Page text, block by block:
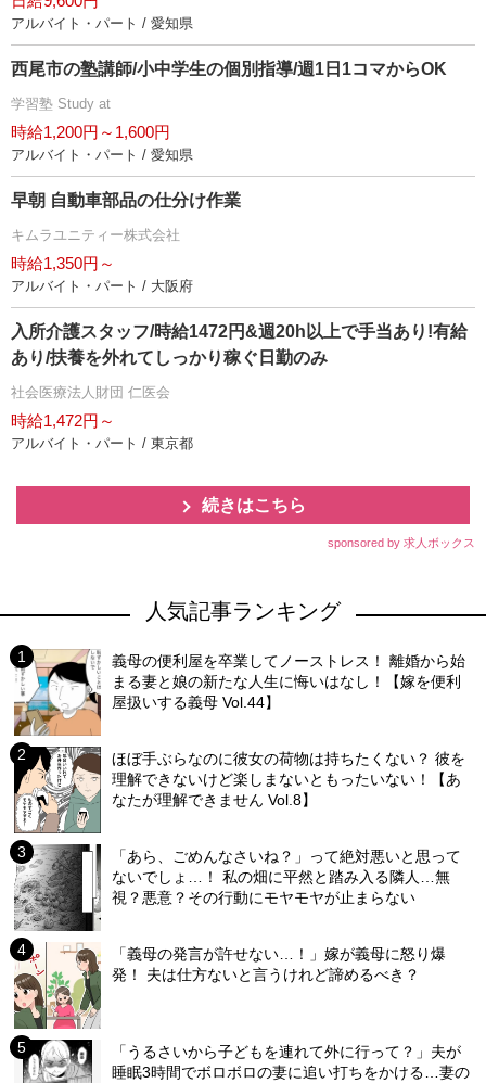
アルバイト・パート / 愛知県
西尾市の塾講師/小中学生の個別指導/週1日1コマからOK
学習塾 Study at
時給1,200円～1,600円
アルバイト・パート / 愛知県
早朝 自動車部品の仕分け作業
キムラユニティー株式会社
時給1,350円～
アルバイト・パート / 大阪府
入所介護スタッフ/時給1472円&週20h以上で手当あり!有給
あり/扶養を外れてしっかり稼ぐ日勤のみ
社会医療法人財団 仁医会
時給1,472円～
アルバイト・パート / 東京都
続きはこちら
sponsored by 求人ボックス
人気記事ランキング
義母の便利屋を卒業してノーストレス！ 離婚から始
まる妻と娘の新たな人生に悔いはなし！【嫁を便利
屋扱いする義母 Vol.44】
ほぼ手ぶらなのに彼女の荷物は持ちたくない？ 彼を
理解できないけど楽しまないともったいない！【あ
なたが理解できません Vol.8】
「あら、ごめんなさいね？」って絶対悪いと思って
ないでしょ…！ 私の畑に平然と踏み入る隣人…無
視？悪意？その行動にモヤモヤが止まらない
「義母の発言が許せない…！」嫁が義母に怒り爆
発！ 夫は仕方ないと言うけれど諦めるべき？
「うるさいから子どもを連れて外に行って？」夫が
睡眠3時間でボロボロの妻に追い打ちをかける…妻の